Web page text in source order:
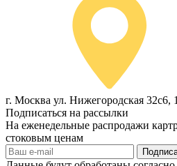
г. Москва ул. Нижегородская
Подписаться на рассылки
На еженедельные распродажи
стоковым ценам